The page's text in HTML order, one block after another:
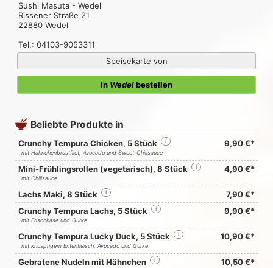
Sushi Masuta - Wedel
Rissener Straße 21
22880 Wedel
Tel.: 04103-9053311
Speisekarte von
In Wedelbestellen
Beliebte Produkte in
Crunchy Tempura Chicken, 5 Stück i 9,90 €*
mit Hähnchenbrustfilet, Avocado und Sweet-Chilisauce
Mini-Frühlingsrollen (vegetarisch), 8 Stück i 4,90 €*
mit Chilisauce
Lachs Maki, 8 Stück i
7,90 €*
Crunchy Tempura Lachs, 5 Stück
i 9,90 €*
mit Frischkäse und Gurke
Crunchy Tempura Lucky Duck, 5 Stück i 10,90 €*
mit knusprigem Entenfleisch, Avocado und Gurke
Gebratene Nudeln mit Hähnchen i 10,50 €*